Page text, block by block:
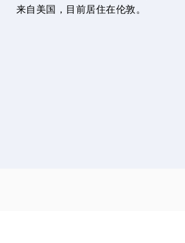
来自美国，目前居住在伦敦。